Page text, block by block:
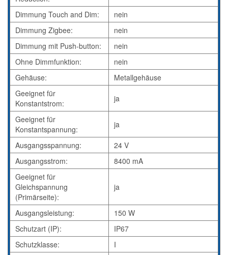
Dimmung Touch and Dim:
nein
Dimmung Zigbee:
nein
Dimmung mit Push-button:
nein
Ohne Dimmfunktion:
nein
Gehäuse:
Metallgehäuse
Geeignet für
Konstantstrom:
ja
Geeignet für
Konstantspannung:
ja
Ausgangsspannung:
24 V
Ausgangsstrom:
8400 mA
Geeignet für
Gleichspannung
(Primärseite):
ja
Ausgangsleistung:
150 W
Schutzart (IP):
IP67
Schutzklasse:
I